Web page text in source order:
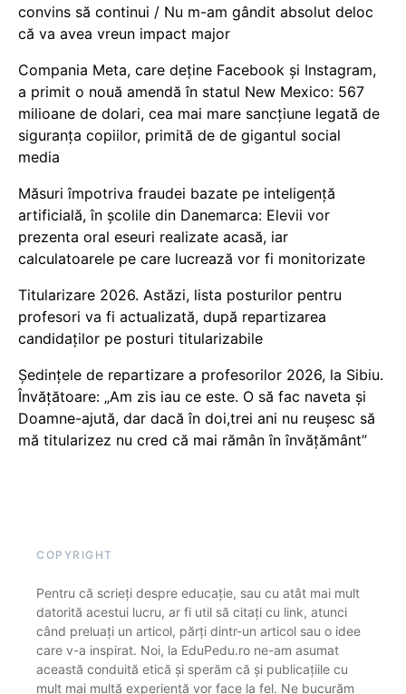
convins să continui / Nu m-am gândit absolut deloc
că va avea vreun impact major
Compania Meta, care deține Facebook și Instagram,
a primit o nouă amendă în statul New Mexico: 567
milioane de dolari, cea mai mare sancțiune legată de
siguranța copiilor, primită de de gigantul social
media
Măsuri împotriva fraudei bazate pe inteligență
artificială, în școlile din Danemarca: Elevii vor
prezenta oral eseuri realizate acasă, iar
calculatoarele pe care lucrează vor fi monitorizate
Titularizare 2026. Astăzi, lista posturilor pentru
profesori va fi actualizată, după repartizarea
candidaților pe posturi titularizabile
Ședințele de repartizare a profesorilor 2026, la Sibiu.
Învățătoare: „Am zis iau ce este. O să fac naveta și
Doamne-ajută, dar dacă în doi,trei ani nu reușesc să
mă titularizez nu cred că mai rămân în învățământ”
COPYRIGHT
Pentru că scrieți despre educație, sau cu atât mai mult
datorită acestui lucru, ar fi util să citați cu link, atunci
când preluați un articol, părți dintr-un articol sau o idee
care v-a inspirat. Noi, la EduPedu.ro ne-am asumat
această conduită etică și sperăm că și publicațiile cu
mult mai multă experiență vor face la fel. Ne bucurăm